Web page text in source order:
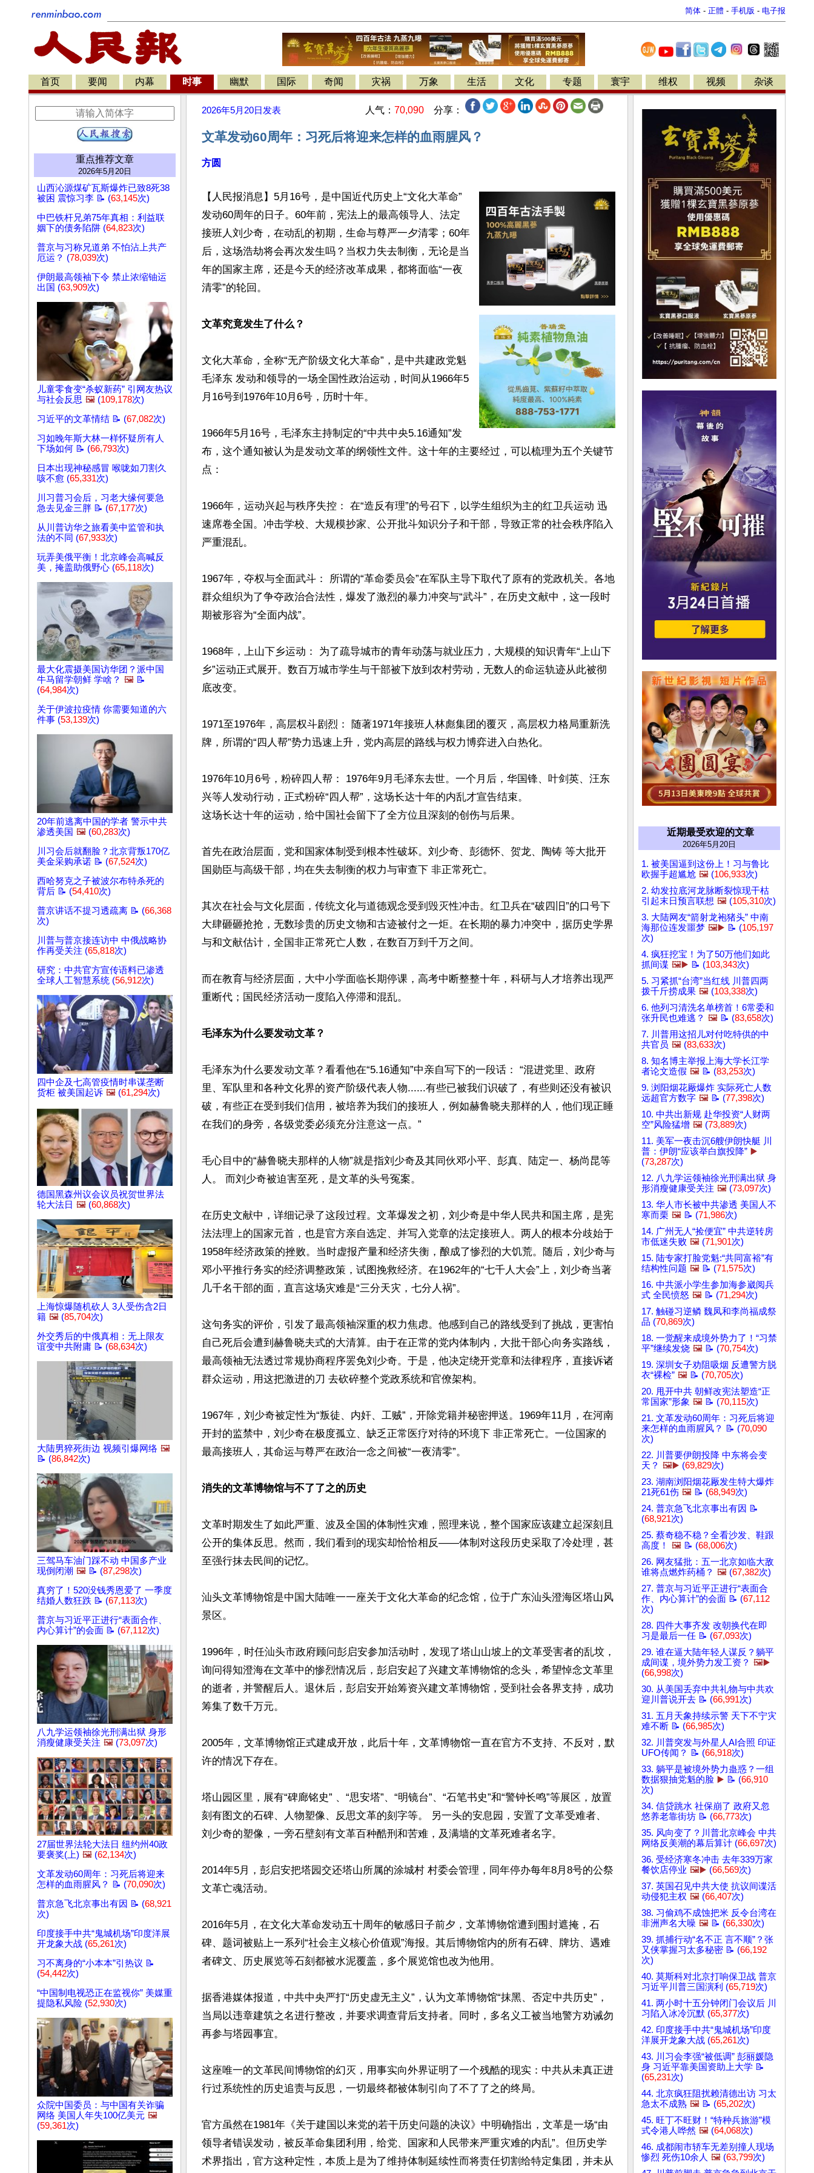
简体 - 正體 - 手机版 - 电子报
首页 要闻 内幕 时事 幽默 国际 奇闻 灾祸 万象 生活 文化 专题 寰宇 维权 视频 杂谈
重点推荐文章
2026年5月20日
山西沁源煤矿瓦斯爆炸已致8死38
被困 震惊习李 📝 (63,145次)
中巴铁杆兄弟75年真相：利益联
姻下的债务陷阱 (64,823次)
普京与习称兄道弟 不怕沾上共产
厄运？ (78,039次)
伊朗最高领袖下令 禁止浓缩铀运
出国 (63,909次)
儿童零食变“杀蚁新药” 引网友热议
与社会反思 🖼️ (109,178次)
习近平的文革情结 📝 (67,082次)
习如晚年斯大林一样怀疑所有人
下场如何 📝 (66,793次)
日本出现神秘感冒 喉咙如刀割久
咳不愈 (65,331次)
川习普习会后，习老大缘何要急
急去见金三胖 📝 (67,177次)
从川普访华之旅看美中监管和执
法的不同 (67,933次)
玩弄美俄平衡！北京峰会高喊反
美，掩盖助俄野心 (65,118次)
最大化震摄美国访华团？派中国
牛马留学朝鲜 学啥？ 🖼️ 📝
(64,984次)
关于伊波拉疫情 你需要知道的六
件事 (53,139次)
20年前逃离中国的学者 警示中共
渗透美国 🖼️ (60,283次)
川习会后就翻脸？北京背叛170亿
美金采购承诺 📝 (67,524次)
西哈努克之子被波尔布特杀死的
背后 📝 (54,410次)
普京讲话不提习透疏离 📝 (66,368
次)
川普与普京接连访中 中俄战略协
作再受关注 (65,818次)
研究：中共官方宣传语料已渗透
全球人工智慧系统 (56,912次)
四中企及七高管疫情时串谋垄断
货柜 被美国起诉 🖼️ (61,294次)
德国黑森州议会议员祝贺世界法
轮大法日 🖼️ (60,868次)
上海惊爆随机砍人 3人受伤含2日
籍 🖼️ (85,704次)
外交秀后的中俄真相：无上限友
谊变中共附庸 📝 (68,634次)
大陆男猝死街边 视频引爆网络 🖼️
📝 (86,842次)
三驾马车油门踩不动 中国多产业
现倒闭潮 🖼️ 📝 (87,298次)
真穷了！520没钱秀恩爱了 一季度
结婚人数狂跌 📝 (67,113次)
普京与习近平正进行“表面合作、
内心算计”的会面 📝 (67,112次)
八九学运领袖徐光刑满出狱 身形
消瘦健康受关注 🖼️ (73,097次)
27届世界法轮大法日 纽约州40政
要褒奖(上) 🖼️ (62,134次)
文革发动60周年：习死后将迎来
怎样的血雨腥风？ 📝 (70,090次)
普京急飞北京事出有因 📝 (68,921
次)
印度接手中共“鬼城机场”印度洋展
开龙象大战 (65,261次)
习不离身的“小本本”引热议 📝
(54,442次)
“中国制电视恐正在监视你” 美媒重
提隐私风险 (52,930次)
众院中国委员：与中国有关诈骗
网络 美国人年失100亿美元 🖼️
(59,361次)
2026年5月20日 发表 人气： 70,090 分享：
文革发动60周年：习死后将迎来怎样的血雨腥风？
方圆
【人民报消息】5月16号，是中国近代历史上“文化大革命”
发动60周年的日子。60年前，宪法上的最高领导人、法定
接班人刘少奇，在动乱的初期，生命与尊严一夕清零；60年
后，这场浩劫将会再次发生吗？当权力失去制衡，无论是当
年的国家主席，还是今天的经济改革成果，都将面临“一夜
清零”的轮回。
文革究竟发生了什么？
文化大革命，全称“无产阶级文化大革命”，是中共建政党魁
毛泽东 发动和领导的一场全国性政治运动，时间从1966年5
月16号到1976年10月6号，历时十年。
1966年5月16号，毛泽东主持制定的“中共中央5.16通知”发
布，这个通知被认为是发动文革的纲领性文件。这十年的主要经过，可以梳理为五个关键节
点：
1966年，运动兴起与秩序失控： 在“造反有理”的号召下，以学生组织为主的红卫兵运动 迅
速席卷全国。冲击学校、大规模抄家、公开批斗知识分子和干部，导致正常的社会秩序陷入
严重混乱。
1967年，夺权与全面武斗： 所谓的“革命委员会”在军队主导下取代了原有的党政机关。各地
群众组织为了争夺政治合法性，爆发了激烈的暴力冲突与“武斗”，在历史文献中，这一段时
期被形容为“全面内战”。
1968年，上山下乡运动： 为了疏导城市的青年动荡与就业压力，大规模的知识青年“上山下
乡”运动正式展开。数百万城市学生与干部被下放到农村劳动，无数人的命运轨迹从此被彻
底改变。
1971至1976年，高层权斗剧烈： 随著1971年接班人林彪集团的覆灭，高层权力格局重新洗
牌，所谓的“四人帮”势力迅速上升，党内高层的路线与权力博弈进入白热化。
1976年10月6号，粉碎四人帮： 1976年9月毛泽东去世。一个月后，华国锋、叶剑英、汪东
兴等人发动行动，正式粉碎“四人帮”，这场长达十年的内乱才宣告结束。
这场长达十年的运动，给中国社会留下了全方位且深刻的创伤与后果。
首先在政治层面，党和国家体制受到根本性破坏。刘少奇、彭德怀、贺龙、陶铸 等大批开
国勋臣与高级干部，均在失去制衡的权力与审查下 非正常死亡。
其次在社会与文化层面，传统文化与道德观念受到毁灭性冲击。红卫兵在“破四旧”的口号下
大肆砸砸抢抢，无数珍贵的历史文物和古迹被付之一炬。在长期的暴力冲突中，据历史学界
与和文献估计，全国非正常死亡人数，在数百万到千万之间。
而在教育与经济层面，大中小学面临长期停课，高考中断整整十年，科研与人才培养出现严
重断代；国民经济活动一度陷入停滞和混乱。
毛泽东为什么要发动文革？
毛泽东为什么要发动文革？看看他在“5.16通知”中亲自写下的一段话： “混进党里、政府
里、军队里和各种文化界的资产阶级代表人物......有些已被我们识破了，有些则还没有被识
破，有些正在受到我们信用，被培养为我们的接班人，例如赫鲁晓夫那样的人，他们现正睡
在我们的身旁，各级党委必须充分注意这一点。”
毛心目中的“赫鲁晓夫那样的人物”就是指刘少奇及其同伙邓小平、彭真、陆定一、杨尚昆等
人。 而刘少奇被迫害至死，是文革的头号冤案。
在历史文献中，详细记录了这段过程。文革爆发之初，刘少奇是中华人民共和国主席，是宪
法法理上的国家元首，也是官方亲自选定、并写入党章的法定接班人。两人的根本分歧始于
1958年经济政策的挫败。当时虚报产量和经济失衡，酿成了惨烈的大饥荒。随后，刘少奇与
邓小平推行务实的经济调整政策，试图挽救经济。在1962年的“七千人大会”上，刘少奇当著
几千名干部的面，直言这场灾难是“三分天灾，七分人祸”。
这句务实的评价，引发了最高领袖深重的权力焦虑。他感到自己的路线受到了挑战，更害怕
自己死后会遭到赫鲁晓夫式的大清算。由于在正常的党内体制内，大批干部心向务实路线，
最高领袖无法透过常规协商程序罢免刘少奇。于是，他决定绕开党章和法律程序，直接诉诸
群众运动，用这把激进的刀 去砍碎整个党政系统和官僚架构。
1967年，刘少奇被定性为“叛徒、内奸、工贼”，开除党籍并秘密押送。1969年11月，在河南
开封的监禁中，刘少奇在极度孤立、缺乏正常医疗对待的环境下 非正常死亡。一位国家的
最高接班人，其命运与尊严在政治一念之间被“一夜清零”。
消失的文革博物馆与不了了之的历史
文革时期发生了如此严重、波及全国的体制性灾难，照理来说，整个国家应该建立起深刻且
公开的集体反思。然而，我们看到的现实却恰恰相反——体制对这段历史采取了冷处理，甚
至强行抹去民间的记忆。
汕头文革博物馆是中国大陆唯一一座关于文化大革命的纪念馆，位于广东汕头澄海区塔山风
景区。
1996年，时任汕头市政府顾问彭启安参加活动时，发现了塔山山坡上的文革受害者的乱坟，
询问得知澄海在文革中的惨烈情况后，彭启安起了兴建文革博物馆的念头，希望悼念文革里
的逝者，并警醒后人。退休后，彭启安开始筹资兴建文革博物馆，受到社会各界支持，成功
筹集了数千万元。
2005年，文革博物馆正式建成开放，此后十年，文革博物馆一直在官方不支持、不反对，默
许的情况下存在。
塔山园区里，展有“碑廊铭史” 、“思安塔”、“明镜台”、“石笔书史”和“警钟长鸣”等展区，放置
刻有图文的石碑、人物塑像、反思文革的刻字等。 另一头的安息园，安置了文革受难者、
刘少奇的塑像，一旁石壁刻有文革百种酷刑和苦难，及满墙的文革死难者名字。
2014年5月，彭启安把塔园交还塔山所属的涂城村 村委会管理，同年停办每年8月8号的公祭
文革亡魂活动。
2016年5月，在文化大革命发动五十周年的敏感日子前夕，文革博物馆遭到围封遮掩，石
碑、题词被贴上一系列“社会主义核心价值观”海报。其后博物馆内的所有石碑、牌坊、遇难
者碑文、历史展览等石刻都被水泥覆盖，多个展览馆也改为他用。
据香港媒体报道，中共中央严打“历史虚无主义”，认为文革博物馆“抹黑、否定中共历史”，
当局以违章建筑之名进行整改，并要求调查背后支持者。同时，多名义工被当地警方劝诫勿
再参与塔园事宜。
这座唯一的文革民间博物馆的幻灭，用事实向外界证明了一个残酷的现实：中共从未真正进
行过系统性的历史追责与反思，一切最终都被体制引向了不了了之的终局。
官方虽然在1981年《关于建国以来党的若干历史问题的决议》中明确指出，文革是一场“由
领导者错误发动，被反革命集团利用，给党、国家和人民带来严重灾难的内乱”。但历史学
术界指出，官方这种定性，本质上是为了维持体制延续性而将责任切割给特定集团，并未从
近期最受欢迎的文章
2026年5月20日
1. 被美国逼到这份上！习与鲁比
欧握手超尴尬 🖼️ (106,933次)
2. 幼发拉底河龙脉断裂惊现干枯
引起末日预言联想 🖼️ (105,310次)
3. 大陆网友“箭射龙袍猪头” 中南
海那位连发噩梦 🖼️▶️ 📝 (105,197
次)
4. 疯狂挖宝！为了50万他们如此
抓间谍 🖼️▶️ 📝 (103,343次)
5. 习紧抓“台湾”当红线 川普四两
拨千斤捞成果 🖼️ (103,338次)
6. 他列习清洗名单榜首！6常委和
张升民也难逃？ 🖼️ 📝 (83,658次)
7. 川普用这招儿对付吃特供的中
共官员 🖼️ (83,633次)
8. 知名博主举报上海大学长江学
者论文造假 🖼️ 📝 (83,253次)
9. 浏阳烟花厰爆炸 实际死亡人数
远超官方数字 🖼️ 📝 (77,398次)
10. 中共出新规 赴华投资“人财两
空”风险猛增 🖼️ (73,889次)
11. 美军一夜击沉6艘伊朗快艇 川
普：伊朗“应该举白旗投降” ▶️
(73,287次)
12. 八九学运领袖徐光刑满出狱 身
形消瘦健康受关注 🖼️ (73,097次)
13. 华人市长被中共渗透 美国人不
寒而栗 🖼️ 📝 (71,986次)
14. 广州无人“捡便宜” 中共逆转房
市低迷失败 🖼️ (71,901次)
15. 陆专家打脸党魁:“共同富裕”有
结构性问题 🖼️ 📝 (71,575次)
16. 中共派小学生参加海参崴阅兵
式 全民愤怒 🖼️ 📝 (71,294次)
17. 触碰习逆鳞 魏凤和李尚福成祭
品 (70,869次)
18. 一觉醒来成境外势力了！“习禁
平”继续发烧 🖼️ 📝 (70,754次)
19. 深圳女子劝阻吸烟 反遭警方脱
衣“裸检” 🖼️ 📝 (70,705次)
20. 甩开中共 朝鲜改宪法塑造“正
常国家”形象 🖼️ 📝 (70,115次)
21. 文革发动60周年：习死后将迎
来怎样的血雨腥风？ 📝 (70,090
次)
22. 川普要伊朗投降 中东将会变
天？ 🖼️▶️ (69,829次)
23. 湖南浏阳烟花厰发生特大爆炸
21死61伤 🖼️ 📝 (68,949次)
24. 普京急飞北京事出有因 📝
(68,921次)
25. 蔡奇稳不稳？全看沙发、鞋跟
高度！
🖼️ 📝 (68,006次)
26. 网友猛批：五一北京如临大敌
谁将点燃炸药桶？ 🖼️ (67,382次)
27. 普京与习近平正进行“表面合
作、内心算计”的会面 📝 (67,112
次)
28. 四件大事齐发 改朝换代在即
习是最后一任 📝 (67,093次)
29. 谁在逼大陆年轻人谋反？躺平
成间谍，境外势力发工资？ 🖼️▶️
(66,998次)
30. 从美国丢弃中共礼物与中共欢
迎川普说开去 📝 (66,991次)
31. 五月天象持续示警 天下不宁灾
难不断 📝 (66,985次)
32. 川普突发与外星人AI合照 印证
UFO传闻？ 📝 (66,918次)
33. 躺平是被境外势力蛊惑？一组
数据狠抽党魁的脸 ▶️ 📝 (66,910
次)
34. 信贷跳水 社保崩了 政府又忽
悠养老靠街坊 📝 (66,773次)
35. 风向变了？川普北京峰会 中共
网络反美潮的幕后算计 (66,697次)
36. 受经济寒冬冲击 去年339万家
餐饮店停业 🖼️▶️ (66,569次)
37. 英国召见中共大使 抗议间谍活
动侵犯主权 🖼️ (66,407次)
38. 习偷鸡不成蚀把米 反令台湾在
非洲声名大噪 🖼️ 📝 (66,330次)
39. 抓捕行动“名不正 言不顺”？张
又侠掌握习太多秘密 📝 (66,192
次)
40. 莫斯科对北京打响保卫战 普京
习近平川普三国演利 (65,719次)
41. 两小时十五分钟闭门会议后 川
习陷入冰冷沉默 (65,377次)
42. 印度接手中共“鬼城机场”印度
洋展开龙象大战 (65,261次)
43. 川习会李强“被低调” 彭丽媛隐
身 习近平靠美国资助上大学 📝
(65,231次)
44. 北京疯狂阻扰赖清德出访 习太
急太不成熟 🖼️ 📝 (65,202次)
45. 旺丁不旺财！“特种兵旅游”模
式令港人哗然 🖼️ (64,068次)
46. 成都闹市轿车无差别撞人现场
惨烈 死伤10余人 🖼️ (63,799次)